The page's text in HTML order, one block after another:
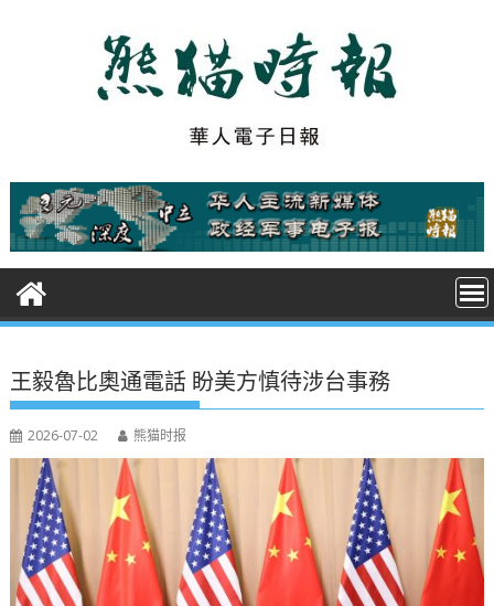
t
王毅魯比奧通電話 盼美方慎待涉台事務
2026-07-02 熊猫时报